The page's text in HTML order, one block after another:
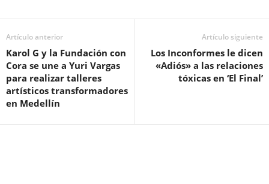
Artículo anterior
Karol G y la Fundación con
Cora se une a Yuri Vargas
para realizar talleres
artísticos transformadores
en Medellín
Artículo siguiente
Los Inconformes le dicen
«Adiós» a las relaciones
tóxicas en ‘El Final’